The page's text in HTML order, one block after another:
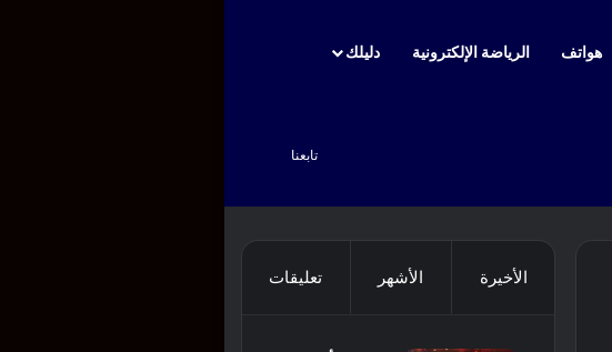
هواتف الرياضة الإلكترونية دليلك
تابعنا
الأخيرة الأشهر تعليقات